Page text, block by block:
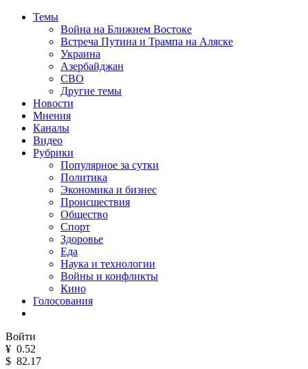
Темы
Война на Ближнем Востоке
Встреча Путина и Трампа на Аляске
Украина
Азербайджан
СВО
Другие темы
Новости
Мнения
Каналы
Видео
Рубрики
Популярное за сутки
Политика
Экономика и бизнес
Происшествия
Общество
Спорт
Здоровье
Еда
Наука и технологии
Войны и конфликты
Кино
Голосования
Войти
¥ 0.52
$ 82.17